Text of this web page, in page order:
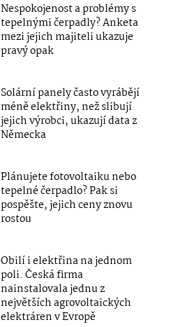
Nespokojenost a problémy s
tepelnými čerpadly? Anketa
mezi jejich majiteli ukazuje
pravý opak
Solární panely často vyrábějí
méně elektřiny, než slibují
jejich výrobci, ukazují data z
Německa
Plánujete fotovoltaiku nebo
tepelné čerpadlo? Pak si
pospěšte, jejich ceny znovu
rostou
Obilí i elektřina na jednom
poli. Česká firma
nainstalovala jednu z
největších agrovoltaických
elektráren v Evropě